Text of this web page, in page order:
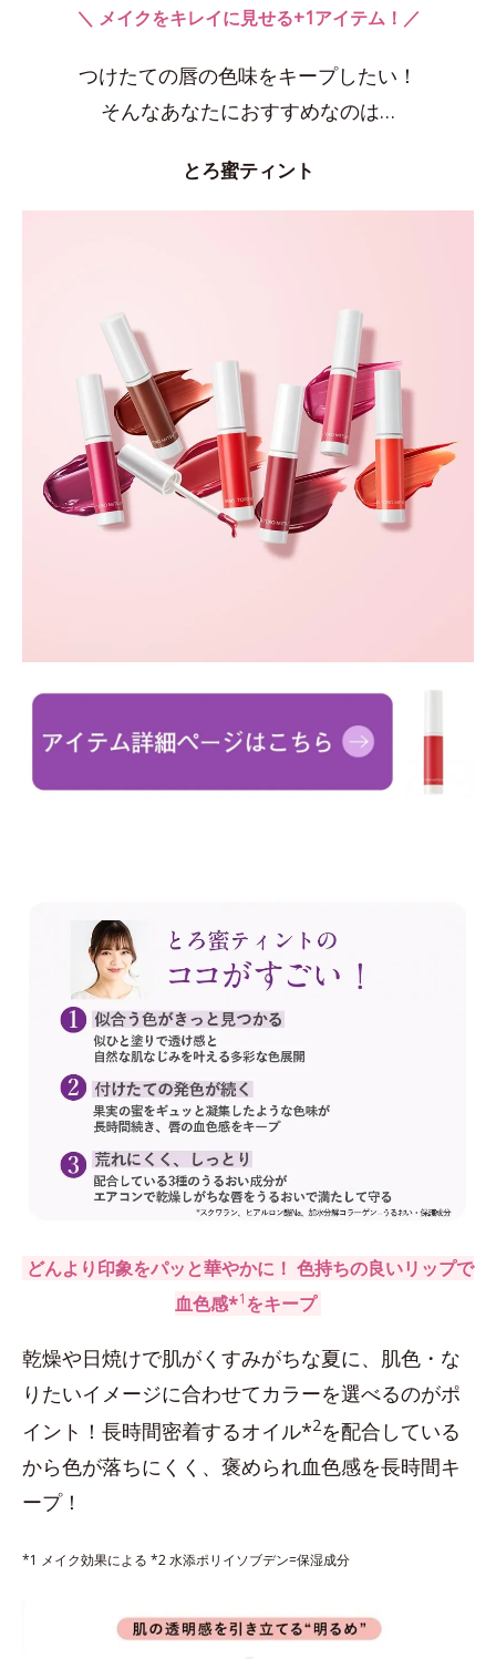
＼ メイクをキレイに見せる+1アイテム！／
つけたての唇の色味をキープしたい！
そんなあなたにおすすめなのは…
とろ蜜ティント
どんより印象をパッと華やかに！ 色持ちの良いリップで
血色感*1をキープ
乾燥や日焼けで肌がくすみがちな夏に、肌色・な
りたいイメージに合わせてカラーを選べるのがポ
イント！長時間密着するオイル*2を配合している
から色が落ちにくく、褒められ血色感を長時間キ
ープ！
*1 メイク効果による *2 水添ポリイソブデン=保湿成分